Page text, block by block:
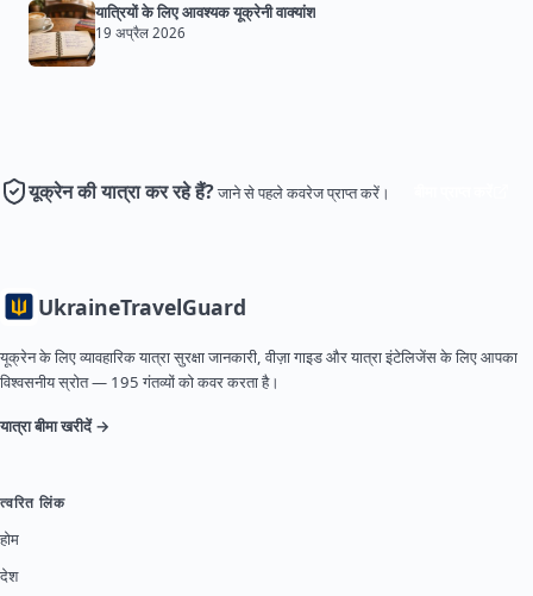
यात्रियों के लिए आवश्यक यूक्रेनी वाक्यांश
19 अप्रैल 2026
यूक्रेन की यात्रा कर रहे हैं?जाने से पहले कवरेज प्राप्त करें।
UkraineTravelGuard
यूक्रेन के लिए व्यावहारिक यात्रा सुरक्षा जानकारी, वीज़ा गाइड और यात्रा इंटेलिजेंस के लिए आपका
विश्वसनीय स्रोत — 195 गंतव्यों को कवर करता है।
यात्रा बीमा खरीदें →
त्वरित लिंक
होम
देश